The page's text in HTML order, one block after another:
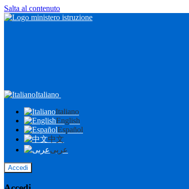
Salta al contenuto
Italiano
Italiano
English
Español
中文
عربى
Accedi